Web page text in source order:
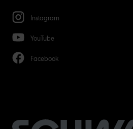
Instagram
YouTube
Facebook